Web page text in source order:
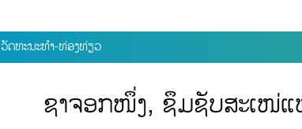
ວັດທະນະທຳ-ທ່ອງທ່ຽວ
ຊາຈອກໜຶ່ງ, ຊຶມຊັບສະເໜ່ແ